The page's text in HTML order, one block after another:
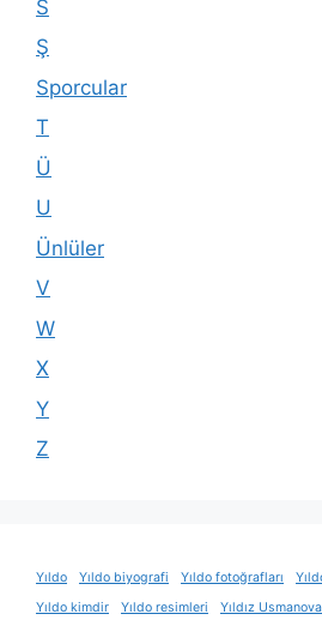
S
Ş
Sporcular
T
Ü
U
Ünlüler
V
W
X
Y
Z
Yıldo Yıldo biyografi Yıldo fotoğrafları
Yıldo kimdir
Yıldo resimleri Yıldız